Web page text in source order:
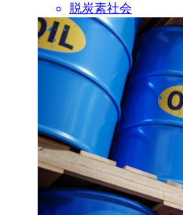
脱炭素社会